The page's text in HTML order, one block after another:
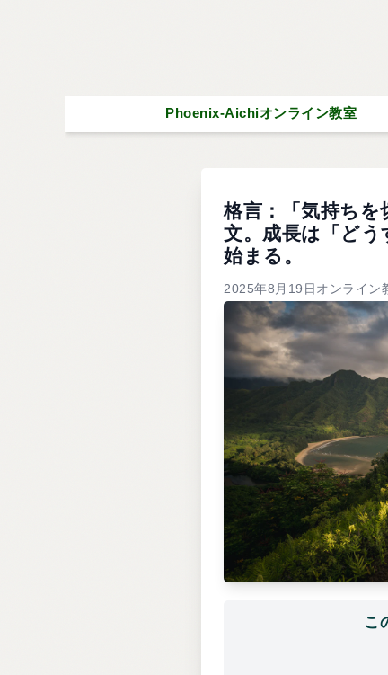
Phoenix-Aichiオンライン教室
格言：「気持ちを
文。成長は「ど
始まる。
2025年8月19日オンライン
こ